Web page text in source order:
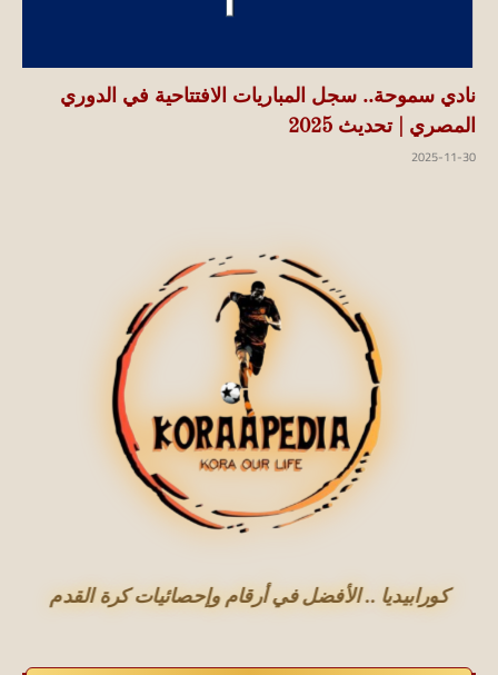
نادي سموحة.. سجل المباريات الافتتاحية في الدوري
المصري | تحديث 2025
2025-11-30
كورابيديا .. الأفضل في أرقام وإحصائيات كرة القدم